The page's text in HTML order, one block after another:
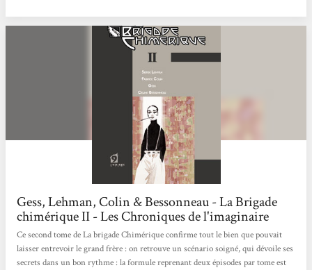
personnages principaux, qui aide forcément à la compréhension...
Gess, Lehman, Colin & Bessonneau - La Brigade
chimérique II - Les Chroniques de l'imaginaire
Ce second tome de La brigade Chimérique confirme tout le bien que pouvait
laisser entrevoir le grand frère : on retrouve un scénario soigné, qui dévoile ses
secrets dans un bon rythme : la formule reprenant deux épisodes par tome est